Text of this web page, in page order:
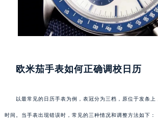
欧米茄手表如何正确调校日历
以最常见的日历手表为例，表冠分为三档，原位于发条上
时间。当手表出现错误时，常见的三种情况和调整方法如下：